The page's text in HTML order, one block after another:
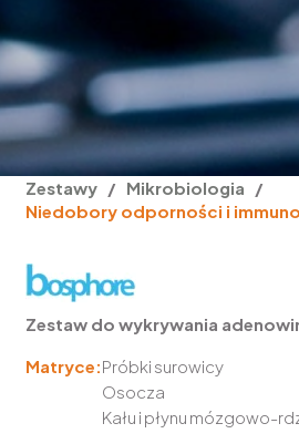
Zestawy / Mikrobiologia
/
Niedobory odporności i
Zestaw do wykrywania
Matryce:Próbki surowicy
Osocza
Kału i płynu mózgowo-